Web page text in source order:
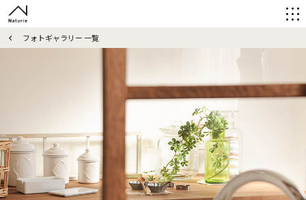
フォトギャラリー 一覧